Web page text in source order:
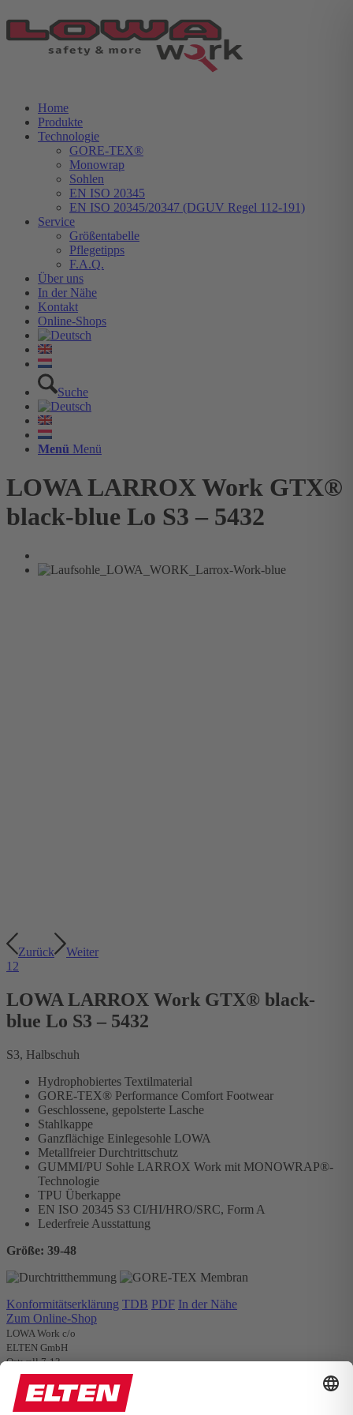
Home
Produkte
Technologie
GORE-TEX®
Monowrap
Sohlen
EN ISO 20345
EN ISO 20345/20347 (DGUV Regel 112-191)
Service
Größentabelle
Pflegetipps
F.A.Q.
Über uns
In der Nähe
Kontakt
Online-Shops
Suche
Menü Menü
LOWA LARROX Work GTX®
black-blue Lo S3 – 5432
Zurück
Weiter
1 2
LOWA LARROX Work GTX® black-
blue Lo S3 – 5432
S3, Halbschuh
Hydrophobiertes Textilmaterial
GORE-TEX® Performance Comfort Footwear
Geschlossene, gepolsterte Lasche
Stahlkappe
Ganzflächige Einlegesohle LOWA
Metallfreier Durchtrittschutz
GUMMI/PU Sohle LARROX Work mit MONOWRAP®-
Technologie
TPU Überkappe
EN ISO 20345 S3 CI/HI/HRO/SRC, Form A
Lederfreie Ausstattung
Größe: 39-48
Konformitätserklärung TDB PDF In der Nähe
Zum Online-Shop
LOWA Work c/o
ELTEN GmbH
Ostwall 7-13
D – 47589 Uedem
Tel. +49 (0) 2825 - 80 168